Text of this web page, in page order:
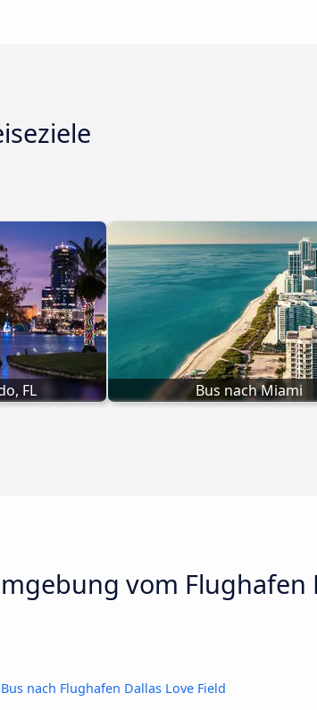
FL Bus nach Miami
vom Flughafen
Bus nach Flughafen Dallas Love Field